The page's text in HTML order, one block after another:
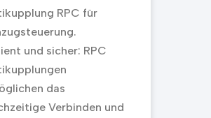
RPC für
und sicher: RPC
das
Verbinden und